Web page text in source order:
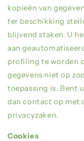
kopieën van
ter beschikking
blijvend staken. U
aan
profiling te worden
gegevens niet op
toepassing is. Bent
dan contact op met
privacyzaken.
Cookies